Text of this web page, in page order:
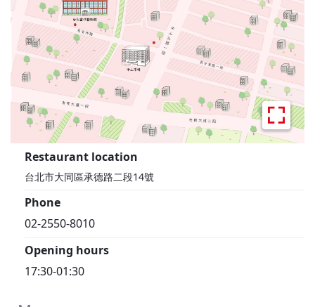
Restaurant location
台北市大同區承德路二段14號
Phone
02-2550-8010
Opening hours
17:30-01:30